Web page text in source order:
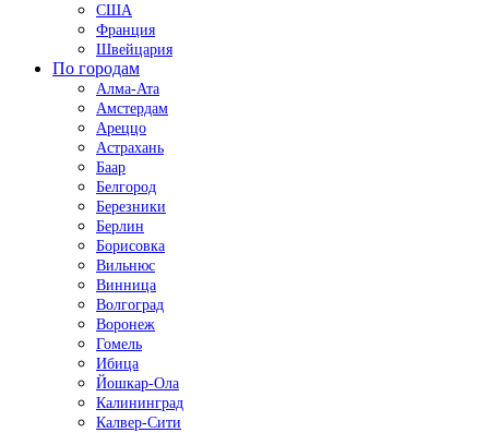
США
Франция
Швейцария
По городам
Алма-Ата
Амстердам
Ареццо
Астрахань
Баар
Белгород
Березники
Берлин
Борисовка
Вильнюс
Винница
Волгоград
Воронеж
Гомель
Ибица
Йошкар-Ола
Калининград
Калвер-Сити